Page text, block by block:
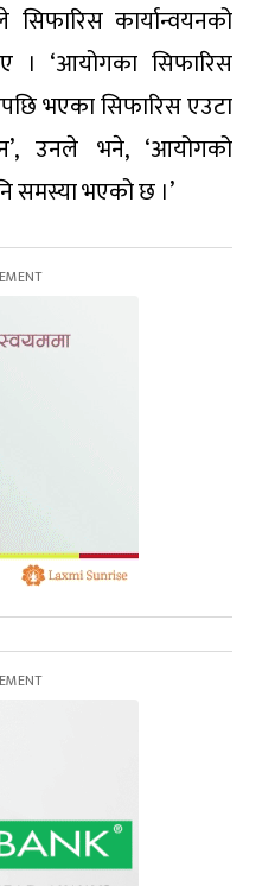
कार्यान्वयनको
। ‘आयोगका सिफारिस
भएका सिफारिस एउटा
उनले भने, ‘आयोगको
समस्या भएको छ ।’